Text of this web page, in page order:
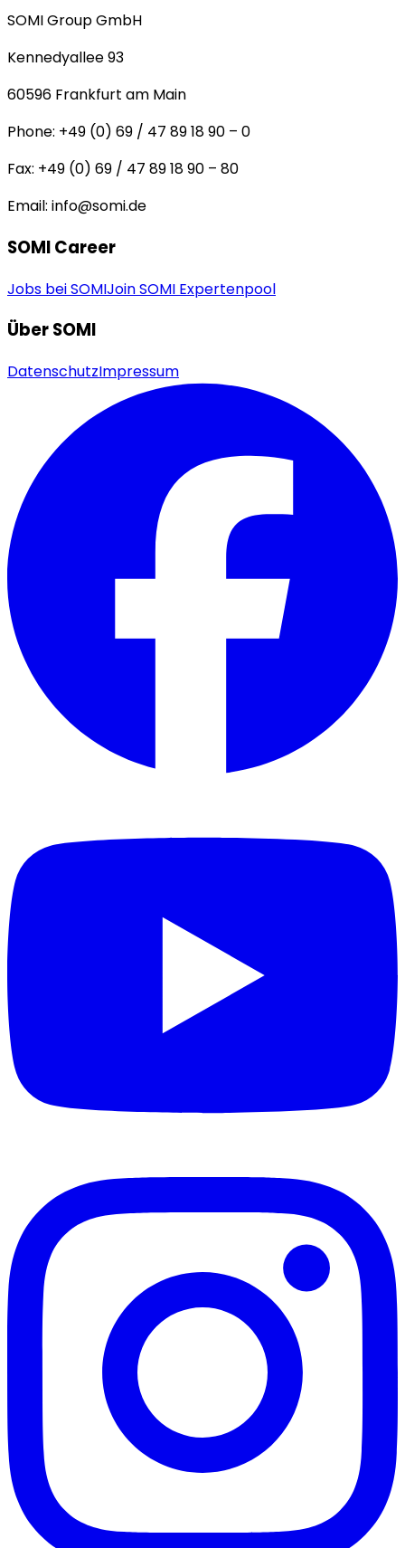
SOMI Group GmbH
Kennedyallee 93
60596 Frankfurt am Main
Phone: +49 (0) 69 / 47 89 18 90 – 0
Fax: +49 (0) 69 / 47 89 18 90 – 80
Email: info@somi.de
SOMI Career
Jobs bei SOMIJoin SOMI Expertenpool
Über SOMI
DatenschutzImpressum